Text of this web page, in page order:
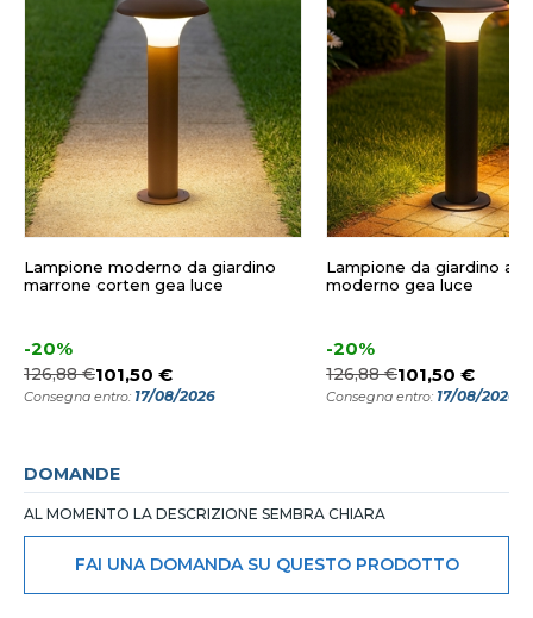
Lampione moderno da giardino
marrone corten gea luce
-20%
126,88 €101,50 €
Consegna entro: 17/08/2026
Lampione da giardino
moderno gea luce
-20%
126,88 €101,50 €
Consegna entro: 17/08/2026
DOMANDE
AL MOMENTO LA DESCRIZIONE SEMBRA CHIARA
FAI UNA DOMANDA SU QUESTO PRODOTTO